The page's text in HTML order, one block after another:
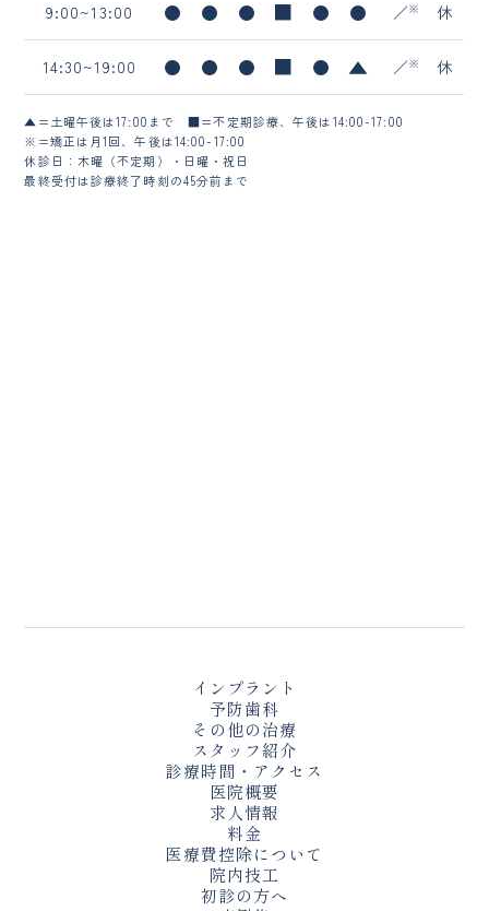
9:00~13:00 ／ 休
14:30~19:00 ／ 休
▲=土曜午後は17:00まで■=不定期診療、午後は14:00-17:00
※=矯正は月1回、午後は14:00-17:00
休診日：木曜（不定期）・日曜・祝日
最終受付は診療終了時刻の45分前まで
インプラント
予防歯科
その他の治療
スタッフ紹介
診療時間・アクセス
医院概要
求人情報
料金
医療費控除について
院内技工
初診の方へ